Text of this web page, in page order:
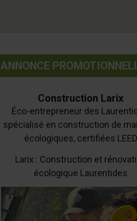
ANNONCE
Construction Larix
Éco-entrepreneur des
spécialisé en construction de
écologiques, certifiées LEED
Larix : Construction et
écologique Laurentides